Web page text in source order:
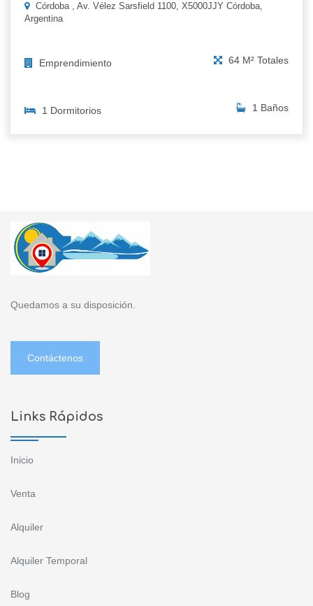
Córdoba , Av. Vélez Sarsfield 1100, X5000JJY Córdoba,
Argentina
Emprendimiento 64 M² Totales
1 Dormitorios 1 Baños
Quedamos a su disposición.
Contáctenos
Links Rápidos
Inicio
Venta
Alquiler
Alquiler Temporal
Blog